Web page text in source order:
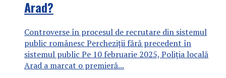
Arad?
Controverse în procesul de recrutare din sistemul
public românesc Percheziții fără precedent în
sistemul public Pe 10 februarie 2025, Poliția locală
Arad a marcat o premieră...